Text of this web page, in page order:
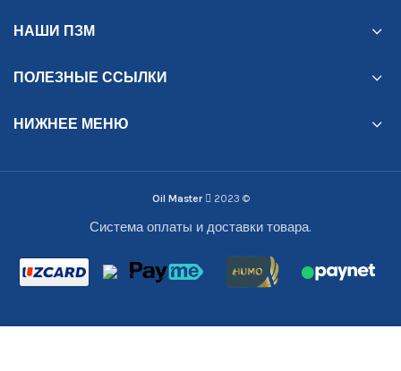
НАШИ ПЗМ
ПОЛЕЗНЫЕ ССЫЛКИ
НИЖНЕЕ МЕНЮ
Oil Master 2023 ©
Система оплаты и доставки товара.